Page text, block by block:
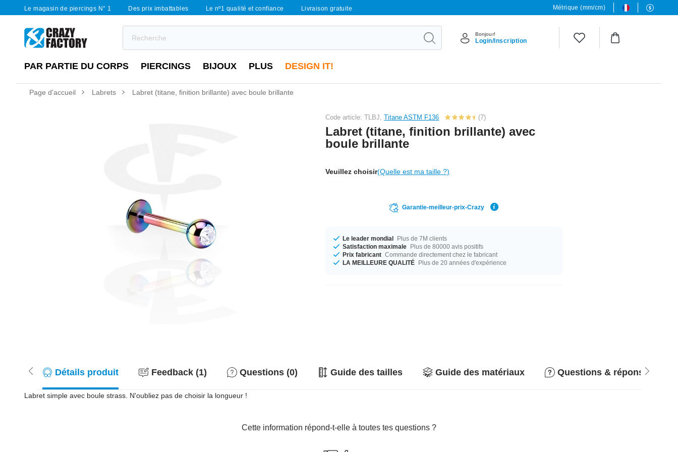
Le magasin de piercings N° 1 Des prix imbattables Le nº1 qualité et confiance Livraison gratuite Métrique (mm/cm)
Bonjour!
Login/Inscription
PAR PARTIE DU CORPS PIERCINGS BIJOUX PLUS DESIGN IT!
Page d'accueil Labrets Labret (titane, finition brillante) avec boule brillante
Code article: TLBJ,Titane ASTM F136 (7)
Labret (titane, finition brillante) avec
boule brillante
Veuillez choisir(Quelle est ma taille ?)
Garantie-meilleur-prix-Crazy
Le leader mondial Plus de 7M clients
Satisfaction maximale Plus de 80000 avis positifs
Prix fabricant Commande directement chez le fabricant
LA MEILLEURE QUALITÉ Plus de 20 années d'expérience
Détails produit Feedback (1) Questions (0) Guide des tailles Guide des matériaux Questions & réponses
Labret simple avec boule strass. N'oubliez pas de choisir la longueur !
Cette information répond-t-elle à toutes tes questions ?